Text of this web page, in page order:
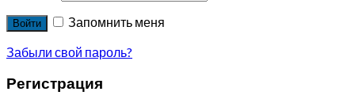
Войти
Запомнить меня
Забыли свой пароль?
Регистрация